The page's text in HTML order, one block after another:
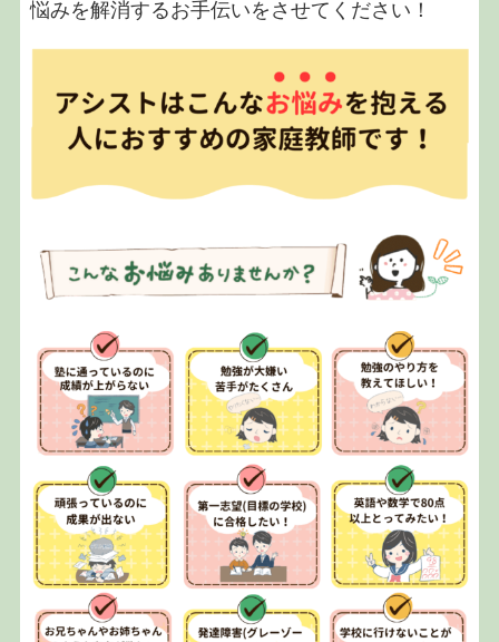
悩みを解消するお手伝いをさせてください！